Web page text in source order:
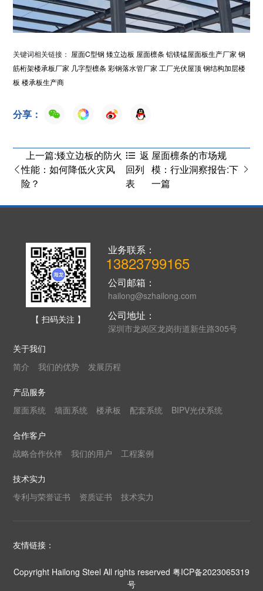
关键词相关链接： 屋面C型钢 矮立边板 屋面檩条 铝镁锰屋面板生产厂家 钢
筋桁架楼承板厂家 几字型檩条 彩钢落水管厂家 工厂光伏屋顶 钢结构加层楼
板 楼承板生产商
分享：
上一篇:矮立边板的防火
性能：如何降低火灾风
险？
返
回列
表
屋面檩条的市场规
模：行业洞察报告:下
一篇
【 扫码关注 】
业务联系：
13823799165
公司邮箱：
hailong@szhailong.com
公司地址：
深圳市龙岗区龙岗街道新生路305号
关于我们
简介
我们的优势 发展历程
产品服务
屋面系统
墙面系统 楼承板 配套系统 BIPV光伏系统
合作客户
战略合作伙伴
我们的用户 工程案例
技术实力
专利与荣誉证书
资质证书 技术实力
友情链接：
Copyright Hailong Steel All rights reserved 粤ICP备2023065319
号